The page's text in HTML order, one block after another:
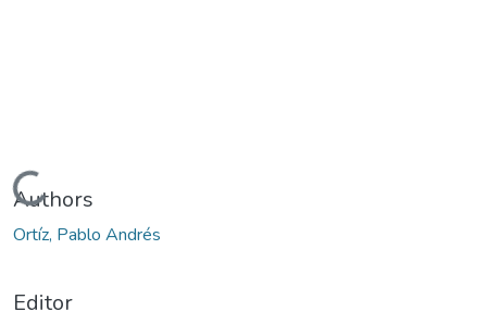
Cargando...
Authors
Ortíz, Pablo Andrés
Editor